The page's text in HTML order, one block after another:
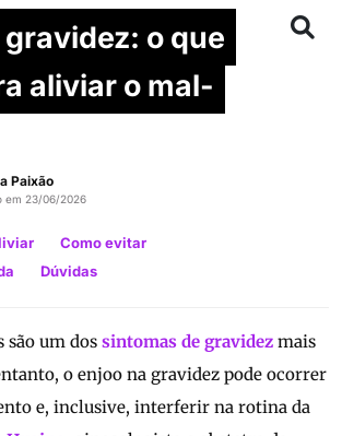
gravidez: o que
aliviar o mal-
Paixão
em 23/06/2026
Como evitar
Dúvidas
são um dos sintomas de gravidez mais
o enjoo na gravidez pode ocorrer
e, inclusive, interferir na rotina da